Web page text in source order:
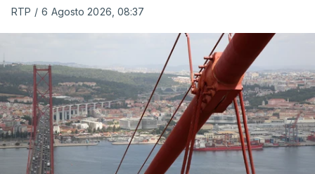
RTP / 6 Agosto 2026, 08:37